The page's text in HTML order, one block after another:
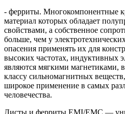
- ферриты. Многокомпонентные
материал которых обладает
свойствами, а собственное
больше, чем у
опасения применять их для
высоких частотах, индуктивных
являются мягкими магнетиками,
классу сильномагнитных
широкое применение в самых
человечества.
Листы и ферриты EMI/EMC —